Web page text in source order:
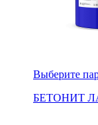
Выберите
БЕТОНИТ